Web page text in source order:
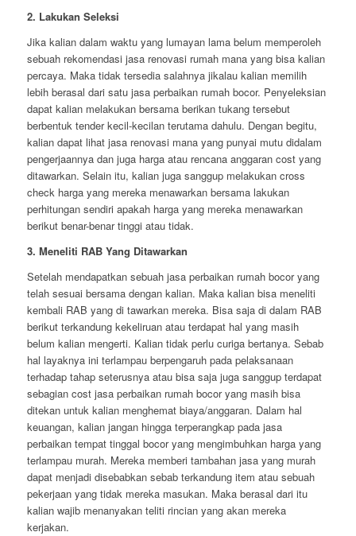
2. Lakukan Seleksi
Jika kalian dalam waktu yang lumayan lama belum memperoleh
sebuah rekomendasi jasa renovasi rumah mana yang bisa kalian
percaya. Maka tidak tersedia salahnya jikalau kalian memilih
lebih berasal dari satu jasa perbaikan rumah bocor. Penyeleksian
dapat kalian melakukan bersama berikan tukang tersebut
berbentuk tender kecil-kecilan terutama dahulu. Dengan begitu,
kalian dapat lihat jasa renovasi mana yang punyai mutu didalam
pengerjaannya dan juga harga atau rencana anggaran cost yang
ditawarkan. Selain itu, kalian juga sanggup melakukan cross
check harga yang mereka menawarkan bersama lakukan
perhitungan sendiri apakah harga yang mereka menawarkan
berikut benar-benar tinggi atau tidak.
3. Meneliti RAB Yang Ditawarkan
Setelah mendapatkan sebuah jasa perbaikan rumah bocor yang
telah sesuai bersama dengan kalian. Maka kalian bisa meneliti
kembali RAB yang di tawarkan mereka. Bisa saja di dalam RAB
berikut terkandung kekeliruan atau terdapat hal yang masih
belum kalian mengerti. Kalian tidak perlu curiga bertanya. Sebab
hal layaknya ini terlampau berpengaruh pada pelaksanaan
terhadap tahap seterusnya atau bisa saja juga sanggup terdapat
sebagian cost jasa perbaikan rumah bocor yang masih bisa
ditekan untuk kalian menghemat biaya/anggaran. Dalam hal
keuangan, kalian jangan hingga terperangkap pada jasa
perbaikan tempat tinggal bocor yang mengimbuhkan harga yang
terlampau murah. Mereka memberi tambahan jasa yang murah
dapat menjadi disebabkan sebab terkandung item atau sebuah
pekerjaan yang tidak mereka masukan. Maka berasal dari itu
kalian wajib menanyakan teliti rincian yang akan mereka
kerjakan.